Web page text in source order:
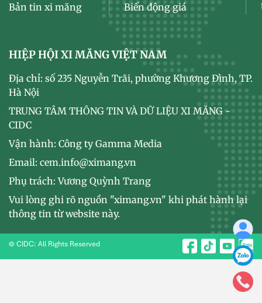
Bản tin xi măng
Biến động giá
HIỆP HỘI XI MĂNG VIỆT NAM
Địa chỉ: số 235 Nguyễn Trãi, phường Khương Đình, TP.
Hà Nội
TRUNG TÂM THÔNG TIN VÀ DỮ LIỆU XI MĂNG -
CIDC
Vận hành: Công ty Gamma Media
Email: cem.info@ximang.vn
Phụ trách: Vương Quỳnh Trang
Vui lòng ghi rõ nguồn "ximang.vn" khi phát hành lại
thông tin từ website này.
© CIDC: All Rights Reserved